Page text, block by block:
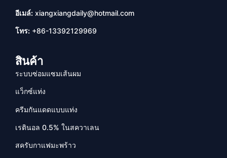
อีเมล์: xiangxiangdaily@hotmail.com
โทร: +86-13392129969
สินค้า
ระบบซ่อมแซมเส้นผม
แว็กซ์แท่ง
ครีมกันแดดแบบแท่ง
เรตินอล 0.5% ในสควาเลน
สครับกาแฟมะพร้าว